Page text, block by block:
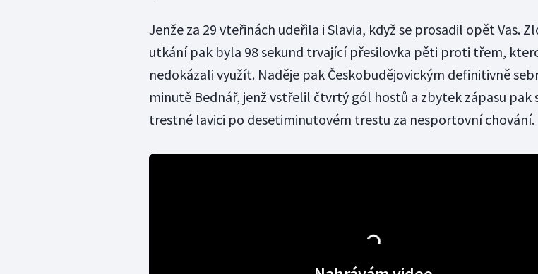
Jenže za 29 vteřinách udeřila i Slavia, když se prosadil opět Vas.
utkání pak byla 98 sekund trvající přesilovka pěti proti třem,
nedokázali využít. Naděje pak Českobudějovickým definitivně
minutě Bednář, jenž vstřelil čtvrtý gól hostů a zbytek zápasu pak
trestné lavici po desetiminutovém trestu za nesportovní chování.